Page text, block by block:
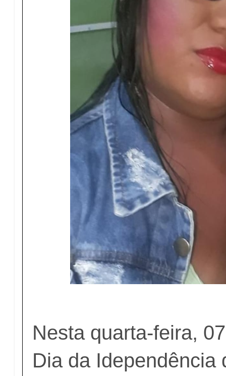
Nesta quarta-feira,
Dia da Idependência